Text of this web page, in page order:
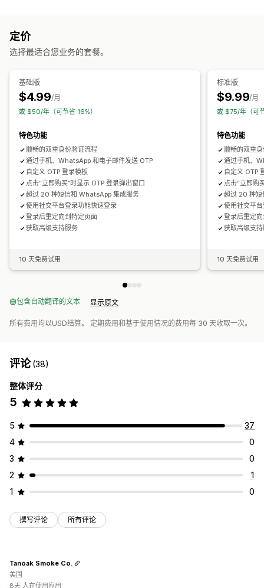
个人资料
访问控制
定价
选择最适合您业务的套餐。
基础版
$4.99/月
或 $50/年（可节省 16%）
特色功能
顺畅的双重身份验证流程
通过手机、WhatsApp 和电子邮件发送 OTP
自定义 OTP 登录模板
点击“立即购买”时显示 OTP 登录弹出窗口
超过 20 种短信和 WhatsApp 集成服务
使用社交平台登录功能快速登录
登录后重定向到特定页面
获取高级支持服务
10 天免费试用
标准版
$9.99/月
或 $75/年（可
特色功能
顺畅的双重
通过手机、
自定义 OTP
点击“立即购
超过 20 种
使用社交平
登录后重定
获取高级支
10 天免费试用
包含自动翻译的文本 显示原文
所有费用均以USD结算。 定期费用和基于使用情况的费用每 30 天收取一次。
评论(38)
整体评分
5
5
37
4
0
3
0
2
1
1
0
撰写评论 所有评论
Tanoak Smoke Co.
美国
8天 人在使用应用